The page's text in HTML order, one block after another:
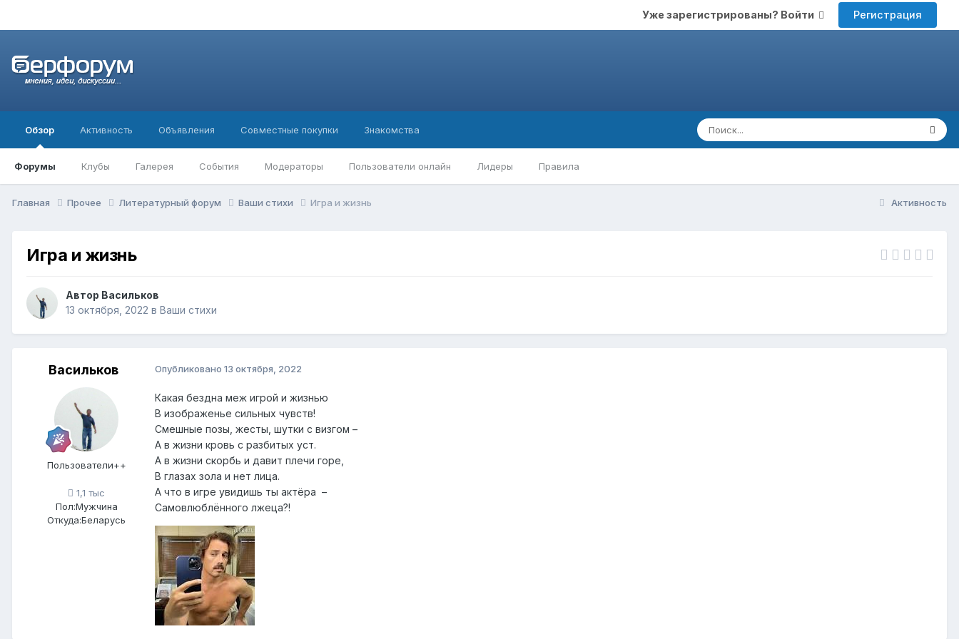
Уже зарегистрированы? Войти Регистрация
Обзор
Форумы Клубы Галерея События Модераторы Пользователи онлайн Лидеры Правила
Активность Объявления Совместные покупки Знакомства
Активность
Главная Прочее Литературный форум Ваши стихи Игра и жизнь
Игра и жизнь
Автор Васильков
13 октября, 2022 в Ваши стихи
Васильков
Пользователи++
1,1 тыс
Пол:Мужчина
Откуда:Беларусь
Опубликовано 13 октября, 2022
Какая бездна меж игрой и жизнью
В изображенье сильных чувств!
Смешные позы, жесты, шутки с визгом –
А в жизни кровь с разбитых уст.
А в жизни скорбь и давит плечи горе,
В глазах зола и нет лица.
А что в игре увидишь ты актёра –
Самовлюблённого лжеца?!